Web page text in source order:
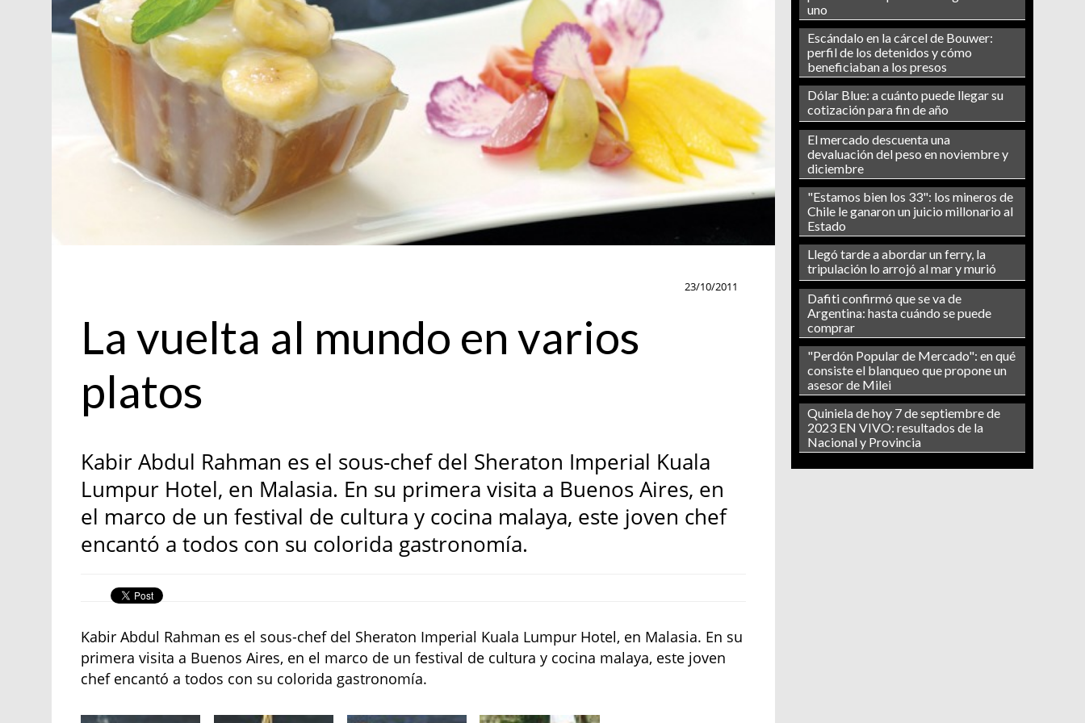
uno
Escándalo en la cárcel de Bouwer:
perfil de los detenidos y cómo
beneficiaban a los presos
Dólar Blue: a cuánto puede llegar su
cotización para fin de año
El mercado descuenta una
devaluación del peso en noviembre y
diciembre
"Estamos bien los 33": los mineros de
Chile le ganaron un juicio millonario al
Estado
Llegó tarde a abordar un ferry, la
tripulación lo arrojó al mar y murió
Dafiti confirmó que se va de
Argentina: hasta cuándo se puede
comprar
"Perdón Popular de Mercado": en qué
consiste el blanqueo que propone un
asesor de Milei
Quiniela de hoy 7 de septiembre de
2023 EN VIVO: resultados de la
Nacional y Provincia
23/10/2011
La vuelta al mundo en varios
platos
Kabir Abdul Rahman es el sous-chef del Sheraton Imperial Kuala
Lumpur Hotel, en Malasia. En su primera visita a Buenos Aires, en
el marco de un festival de cultura y cocina malaya, este joven chef
encantó a todos con su colorida gastronomía.
Kabir Abdul Rahman es el sous-chef del Sheraton Imperial Kuala Lumpur Hotel, en Malasia. En su
primera visita a Buenos Aires, en el marco de un festival de cultura y cocina malaya, este joven
chef encantó a todos con su colorida gastronomía.